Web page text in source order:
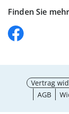
Finden Sie
Vertrag
AGB